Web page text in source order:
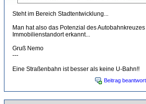
Steht im Bereich Stadtentwicklung...
Man hat also das Potenzial des
Immobilienstandort erkannt...
Gruß Nemo
---
Eine Straßenbahn ist besser als keine U-Bahn!!
Beitrag